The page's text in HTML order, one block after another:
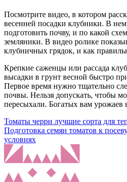
Посмотрите видео, в котором
весенней посадки клубники. В
подготовить почву, и по какой
земляники. В видео ролике
клубничных грядок, и как
Крепкие саженцы или рассада
высадки в грунт весной быстро
Первое время нужно тщательно
почвы. Нельзя допускать, чтобы
пересыхали. Богатых вам урожаев
Навигация
по
записям
Томаты черри лучшие сорта для
Подготовка семян томатов к
условиях